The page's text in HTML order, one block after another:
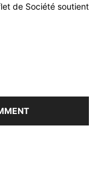
de Société soutient